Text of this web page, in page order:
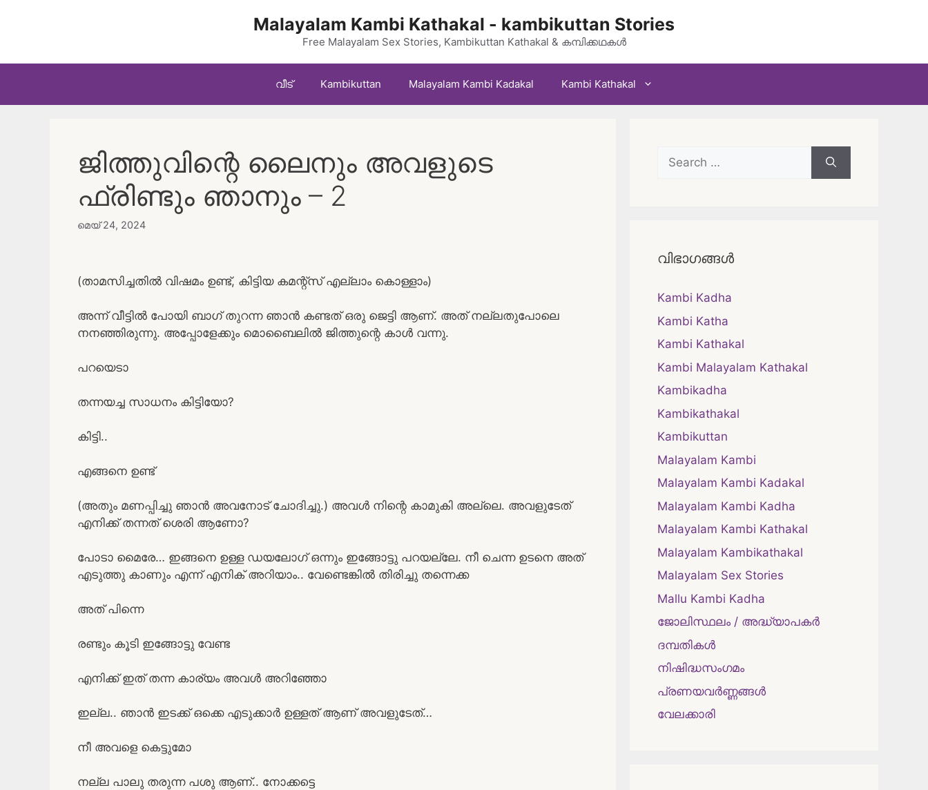
Malayalam Kambi Kathakal - kambikuttan Stories
Free Malayalam Sex Stories, Kambikuttan Kathakal & കമ്പിക്കഥകൾ
വീട് Kambikuttan Malayalam Kambi Kadakal Kambi Kathakal
ജിത്തുവിന്റെ ലൈനും അവളുടെ
ഫ്രിണ്ടും ഞാനും – 2
മെയ്‌ 24, 2024
(താമസിച്ചതിൽ വിഷമം ഉണ്ട്, കിട്ടിയ കമന്റ്സ് എല്ലാം കൊള്ളാം)
അന്ന് വീട്ടിൽ പോയി ബാഗ് തുറന്ന ഞാൻ കണ്ടത് ഒരു ജെട്ടി ആണ്. അത് നല്ലതുപോലെ
നനഞ്ഞിരുന്നു. അപ്പോളേക്കും മൊബൈലിൽ ജിത്തുന്റെ കാൾ വന്നു.
പറയെടാ
തന്നയച്ച സാധനം കിട്ടിയോ?
കിട്ടി..
എങ്ങനെ ഉണ്ട്
(അതും മണപ്പിച്ചു ഞാൻ അവനോട് ചോദിച്ചു.) അവൾ നിന്റെ കാമുകി അല്ലെ. അവളുടേത്
എനിക്ക് തന്നത് ശെരി ആണോ?
പോടാ മൈരേ… ഇങ്ങനെ ഉള്ള ഡയലോഗ്‌ ഒന്നും ഇങ്ങോട്ടു പറയല്ലേ. നീ ചെന്ന ഉടനെ അത്
എടുത്തു കാണും എന്ന് എനിക് അറിയാം.. വേണ്ടെങ്കിൽ തിരിച്ചു തന്നെക്ക
അത് പിന്നെ
രണ്ടും കൂടി ഇങ്ങോട്ടു വേണ്ട
എനിക്ക് ഇത് തന്ന കാര്യം അവൾ അറിഞ്ഞോ
ഇല്ല.. ഞാൻ ഇടക്ക് ഒക്കെ എടുക്കാർ ഉള്ളത് ആണ് അവളുടേത്…
നീ അവളെ കെട്ടുമോ
നല്ല പാലു തരുന്ന പശു ആണ്.. നോക്കട്ടെ
Search
for:
വിഭാഗങ്ങൾ
Kambi Kadha
Kambi Katha
Kambi Kathakal
Kambi Malayalam Kathakal
Kambikadha
Kambikathakal
Kambikuttan
Malayalam Kambi
Malayalam Kambi Kadakal
Malayalam Kambi Kadha
Malayalam Kambi Kathakal
Malayalam Kambikathakal
Malayalam Sex Stories
Mallu Kambi Kadha
ജോലിസ്ഥലം / അദ്ധ്യാപകർ
ദമ്പതികള്‍
നിഷിദ്ധസംഗമം
പ്രണയവർണ്ണങ്ങൾ
വേലക്കാരി